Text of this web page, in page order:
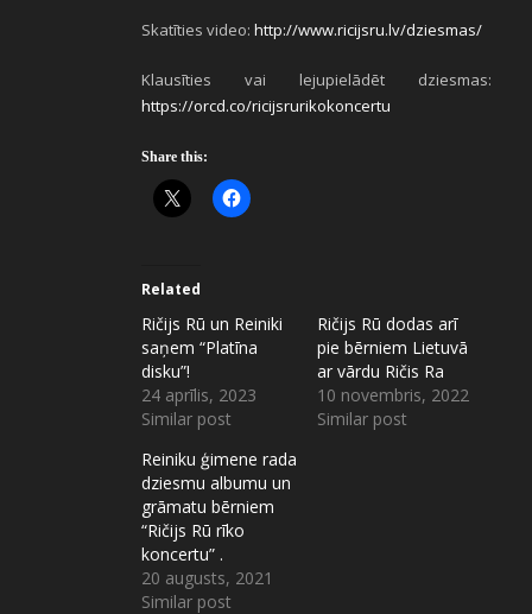
Skatīties video: http://www.ricijsru.lv/dziesmas/
Klausīties vai lejupielādēt dziesmas:
https://orcd.co/ricijsrurikokoncertu
Share this:
Related
Ričijs Rū un Reiniki
saņem “Platīna
disku”!
24 aprīlis, 2023
Similar post
Ričijs Rū dodas arī
pie bērniem Lietuvā
ar vārdu Ričis Ra
10 novembris, 2022
Similar post
Reiniku ģimene rada
dziesmu albumu un
grāmatu bērniem
“Ričijs Rū rīko
koncertu” .
20 augusts, 2021
Similar post